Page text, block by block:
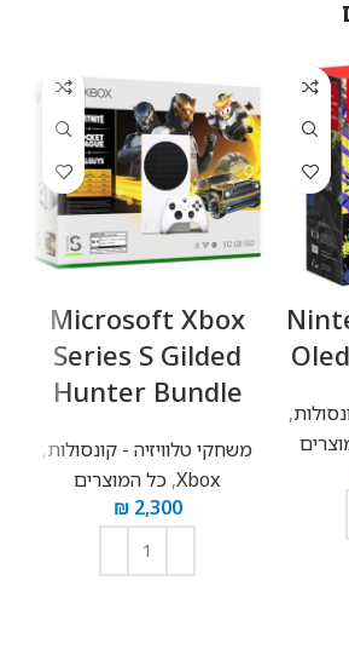
Cortex-X4 Cortex-A720 Cortex-
,
Microsoft Xbox
Series S Gilded
Hunter Bundle
משחקי טלוויזיה - קונסולות,
Xbox
, כל המוצרים
₪2,300